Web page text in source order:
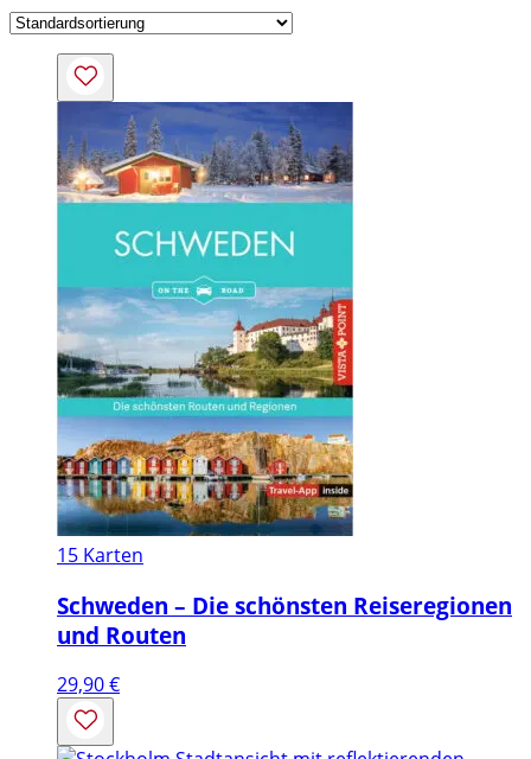
15 Karten
Schweden – Die schönsten Reiseregionen
und Routen
29,90€